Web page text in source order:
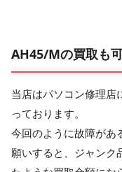
AH45/Mの買取も
当店はパソコン修理
っております。
今回のように故障があ
願いすると、ジャンク